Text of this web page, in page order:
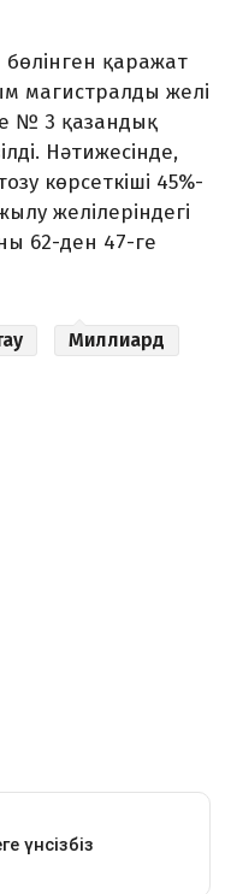
қаражат
магистралды желі
№ 3 қазандық
Нәтижесінде,
көрсеткіші 45%-
желілеріндегі
62-ден 47-ге
Миллиард